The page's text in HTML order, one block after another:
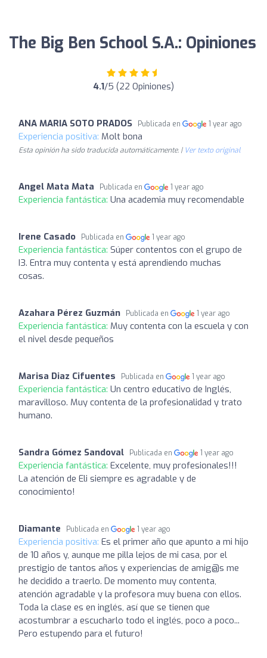
The Big Ben School S.A.: Opiniones
4.1/5 (22 Opiniones)
ANA MARIA SOTO PRADOS Publicada en 1 year ago
Experiencia positiva: Molt bona
Esta opinión ha sido traducida automáticamente. | Ver texto original
Angel Mata Mata Publicada en 1 year ago
Experiencia fantástica: Una academia muy recomendable
Irene Casado Publicada en 1 year ago
Experiencia fantástica: Súper contentos con el grupo de
I3. Entra muy contenta y está aprendiendo muchas
cosas.
Azahara Pérez Guzmán Publicada en 1 year ago
Experiencia fantástica: Muy contenta con la escuela y con
el nivel desde pequeños
Marisa Diaz Cifuentes Publicada en 1 year ago
Experiencia fantástica: Un centro educativo de Inglés,
maravilloso. Muy contenta de la profesionalidad y trato
humano.
Sandra Gómez Sandoval Publicada en 1 year ago
Experiencia fantástica: Excelente, muy profesionales!!!
La atención de Eli siempre es agradable y de
conocimiento!
Diamante Publicada en 1 year ago
Experiencia positiva: Es el primer año que apunto a mi hijo
de 10 años y, aunque me pilla lejos de mi casa, por el
prestigio de tantos años y experiencias de amig@s me
he decidido a traerlo. De momento muy contenta,
atención agradable y la profesora muy buena con ellos.
Toda la clase es en inglés, así que se tienen que
acostumbrar a escucharlo todo el inglés, poco a poco...
Pero estupendo para el futuro!